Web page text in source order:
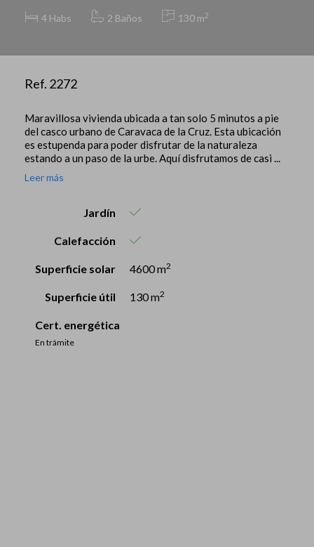
4 Habs 2 Baños 130 m2
Ref. 2272
Maravillosa vivienda ubicada a tan solo 5 minutos a pie
del casco urbano de Caravaca de la Cruz. Esta ubicación
es estupenda para poder disfrutar de la naturaleza
estando a un paso de la urbe. Aquí disfrutamos de casi ...
Leer más
Jardín
Calefacción
Superficie solar 4600 m2
Superficie útil 130 m2
Cert. energética
En trámite